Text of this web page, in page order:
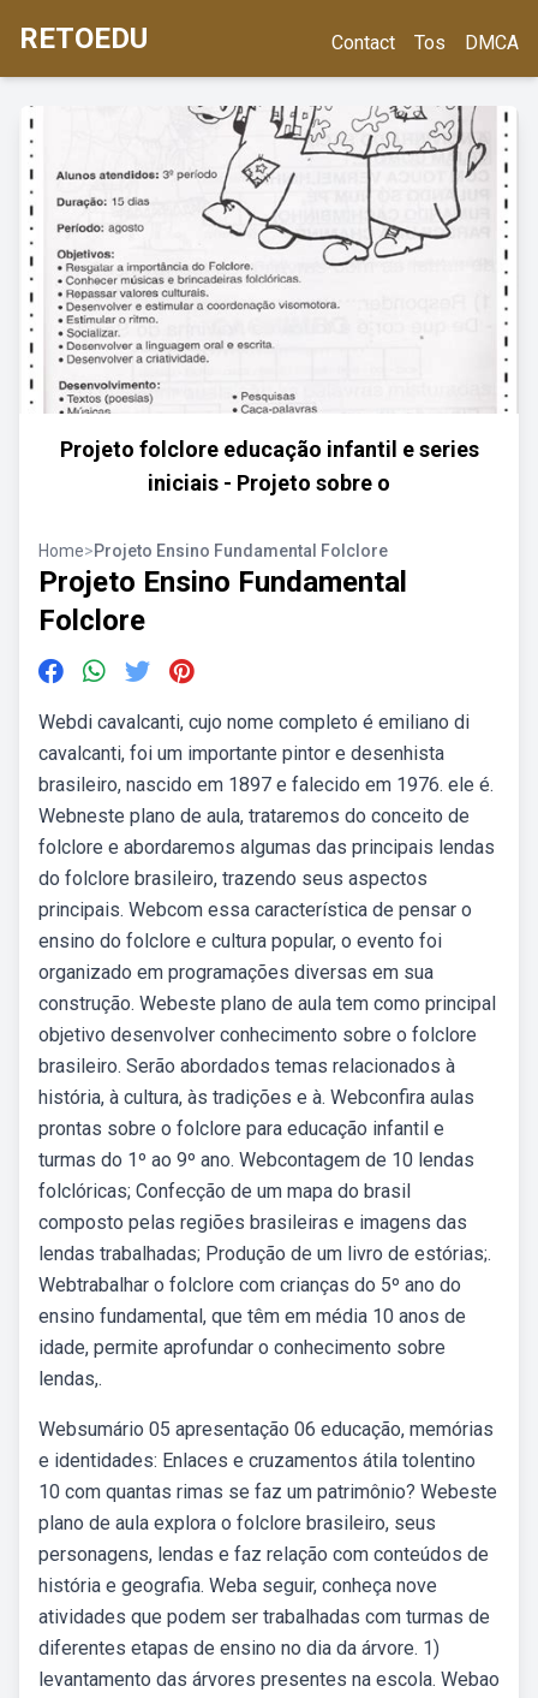
RETOEDU Contact Tos DMCA
Projeto folclore educação infantil e series
iniciais - Projeto sobre o
Home>Projeto Ensino Fundamental Folclore
Projeto Ensino Fundamental
Folclore
Webdi cavalcanti, cujo nome completo é emiliano di
cavalcanti, foi um importante pintor e desenhista
brasileiro, nascido em 1897 e falecido em 1976. ele é.
Webneste plano de aula, trataremos do conceito de
folclore e abordaremos algumas das principais lendas
do folclore brasileiro, trazendo seus aspectos
principais. Webcom essa característica de pensar o
ensino do folclore e cultura popular, o evento foi
organizado em programações diversas em sua
construção. Webeste plano de aula tem como principal
objetivo desenvolver conhecimento sobre o folclore
brasileiro. Serão abordados temas relacionados à
história, à cultura, às tradições e à. Webconfira aulas
prontas sobre o folclore para educação infantil e
turmas do 1º ao 9º ano. Webcontagem de 10 lendas
folclóricas; Confecção de um mapa do brasil
composto pelas regiões brasileiras e imagens das
lendas trabalhadas; Produção de um livro de estórias;.
Webtrabalhar o folclore com crianças do 5º ano do
ensino fundamental, que têm em média 10 anos de
idade, permite aprofundar o conhecimento sobre
lendas,.
Websumário 05 apresentação 06 educação, memórias
e identidades: Enlaces e cruzamentos átila tolentino
10 com quantas rimas se faz um patrimônio? Webeste
plano de aula explora o folclore brasileiro, seus
personagens, lendas e faz relação com conteúdos de
história e geografia. Weba seguir, conheça nove
atividades que podem ser trabalhadas com turmas de
diferentes etapas de ensino no dia da árvore. 1)
levantamento das árvores presentes na escola. Webao